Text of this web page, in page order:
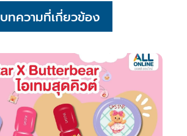
บทความที่เกี่ยวข้อง